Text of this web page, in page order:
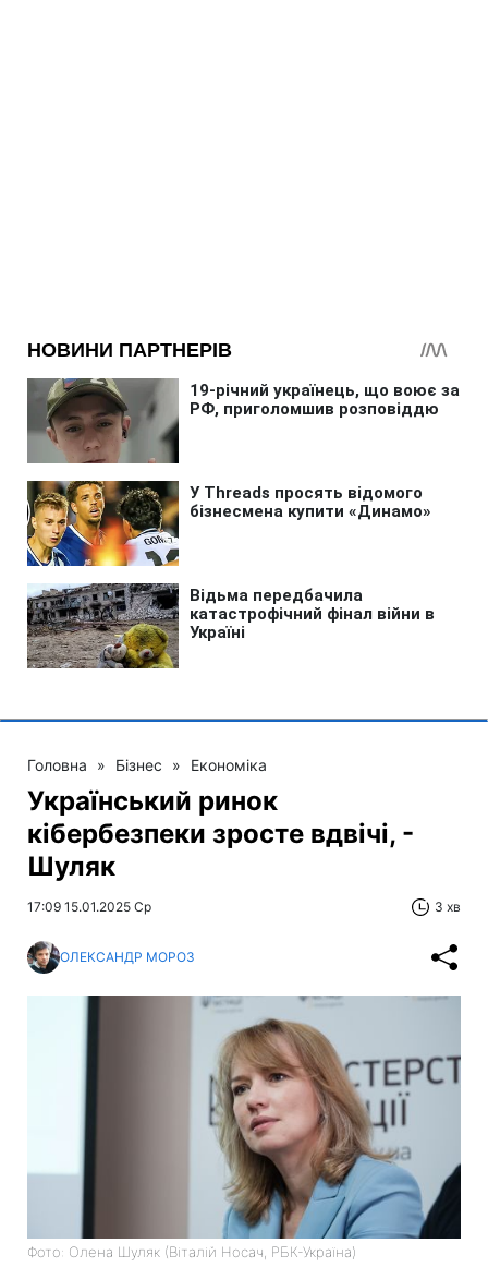
Головна » Бізнес » Економіка
Український ринок
кібербезпеки зросте вдвічі, -
Шуляк
17:09 15.01.2025 Ср 3 хв
ОЛЕКСАНДР МОРОЗ
Фото: Олена Шуляк (Віталій Носач, РБК-Україна)